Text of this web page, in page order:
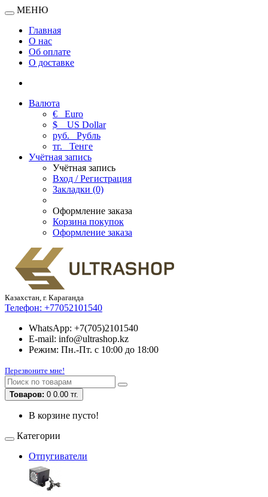
МЕНЮ
Главная
О нас
Об оплате
О доставке
Валюта
€ Euro
$
US Dollar
руб. Рубль
тг. Тенге
Учётная запись
Учётная запись
Вход / Регистрация
Закладки (0)
Оформление заказа
Корзина покупок
Оформление заказа
Казахстан, г. Караганда
Телефон: +77052101540
WhatsApp: +7(705)2101540
E-mail: info@ultrashop.kz
Режим: Пн.-Пт. с 10:00 до 18:00
Перезвоните мне!
Товаров: 0 0.00 тг.
В корзине пусто!
Категории
Отпугиватели